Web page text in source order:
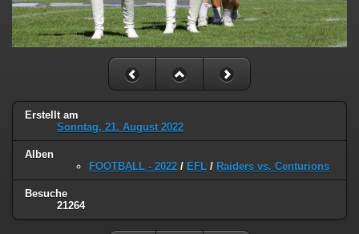
Erstellt am
Sonntag, 21. August 2022
Alben
FOOTBALL - 2022 / EFL / Raiders vs. Centurions
Besuche
21264